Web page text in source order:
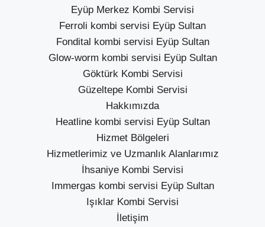
Eyüp Merkez Kombi Servisi
Ferroli kombi servisi Eyüp Sultan
Fondital kombi servisi Eyüp Sultan
Glow-worm kombi servisi Eyüp Sultan
Göktürk Kombi Servisi
Güzeltepe Kombi Servisi
Hakkımızda
Heatline kombi servisi Eyüp Sultan
Hizmet Bölgeleri
Hizmetlerimiz ve Uzmanlık Alanlarımız
İhsaniye Kombi Servisi
Immergas kombi servisi Eyüp Sultan
Işıklar Kombi Servisi
İletişim